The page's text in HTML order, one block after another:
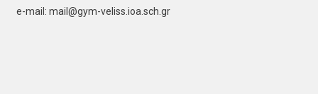
e-mail: mail@gym-veliss.ioa.sch.gr